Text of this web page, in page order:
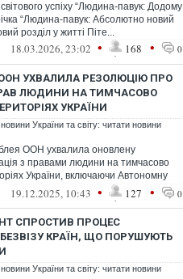
успіху “Людина-павук: Додому
“Людина-павук: Абсолютно новий
розділ у житті Піте...
18.03.2026, 23:02 • 168 • 0
УХВАЛИЛА РЕЗОЛЮЦІЮ ПРО
ЛЮДИНИ НА ТИМЧАСОВО
УКРАЇНИ
новини України та світу: читати новини
ООН ухвалила оновлену
з правами людини на тимчасово
України, включаючи Автономну
19.12.2025, 10:43 • 127 • 0
СПРОСТИВ ПРОЦЕС
КРАЇН, ЩО ПОРУШУЮТЬ
новини України та світу: читати новини